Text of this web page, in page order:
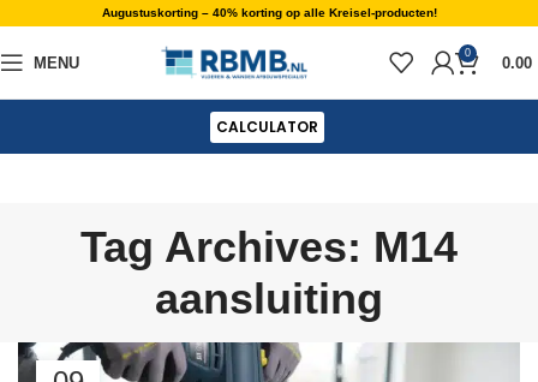
Augustuskorting – 40% korting op alle Kreisel-producten!
MENU
0
0.00
CALCULATOR
Tag Archives: M14
aansluiting